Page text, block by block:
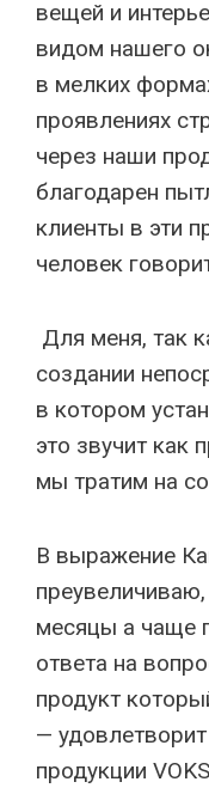
вещей и
видом нашего
в мелких
проявлениях
через наши
благодарен
клиенты в эти
человек
Для меня, так
создании
в котором
это звучит как
мы тратим на
В выражение
месяцы а чаще
ответа на
продукт
—
продукции